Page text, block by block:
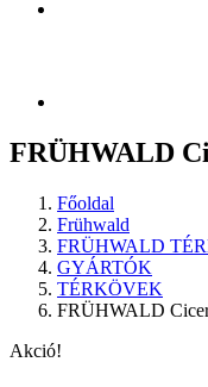
FRÜHWALD
Főoldal
Frühwald
FRÜHWALD
GYÁRTÓK
TÉRKÖVEK
FRÜHWALD
Akció!